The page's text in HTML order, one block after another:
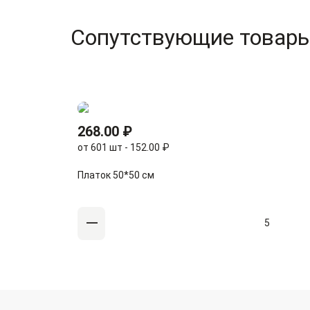
Сопутствующие
268.00 ₽
от 601 шт - 152.00 ₽
Платок 50*50 см